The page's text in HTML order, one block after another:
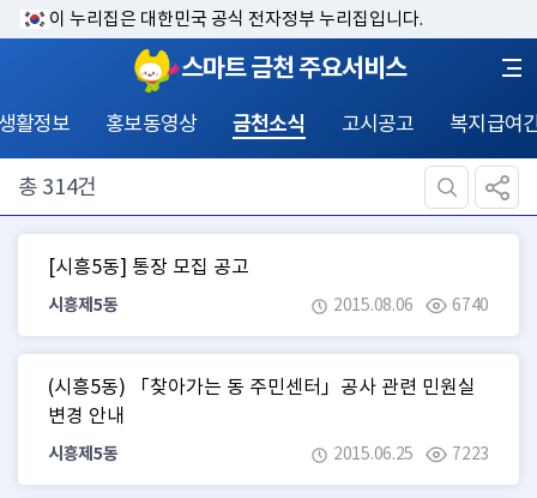
이 누리집은 대한민국 공식 전자정부 누리집입니다.
스마트 금천 주요서비스
활정보 홍보동영상 금천소식 고시공고 복지급여
총 314건
[시흥5동] 통장 모집 공고
시흥제5동 2015.08.06 6740
(시흥5동) 「찾아가는 동 주민센터」공사 관련 민원실
변경 안내
시흥제5동 2015.06.25 7223